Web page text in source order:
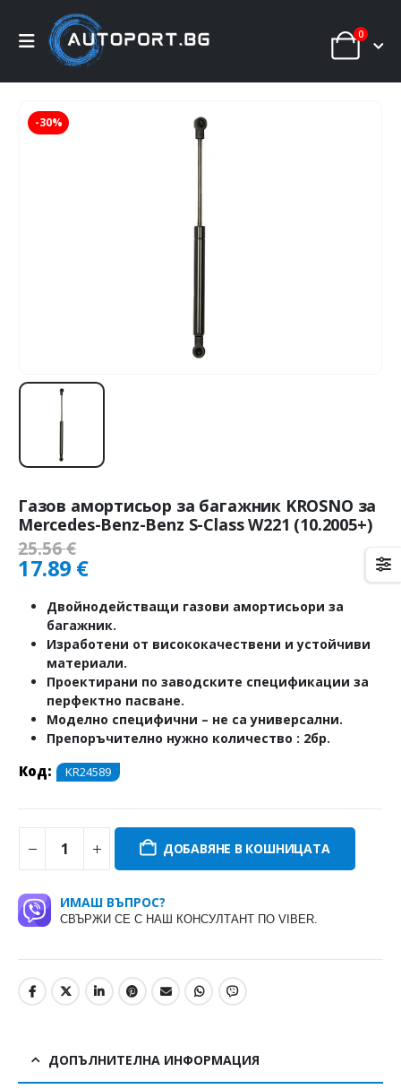
0
-30%
Газов амортисьор за багажник KROSNO за
Mercedes-Benz-Benz S-Class W221 (10.2005+)
25.56€
17.89 €
Двойнодействащи газови амортисьори за
багажник.
Изработени от висококачествени и устойчиви
материали.
Проектирани по заводските спецификации за
перфектно пасване.
Моделно специфични – не са универсални.
Препоръчително нужно количество : 2бр.
Код: KR24589
ДОБАВЯНЕ В КОШНИЦАТА
ИМАШ ВЪПРОС?
СВЪРЖИ СЕ С НАШ КОНСУЛТАНТ ПО VIBER.
ДОПЪЛНИТЕЛНА ИНФОРМАЦИЯ